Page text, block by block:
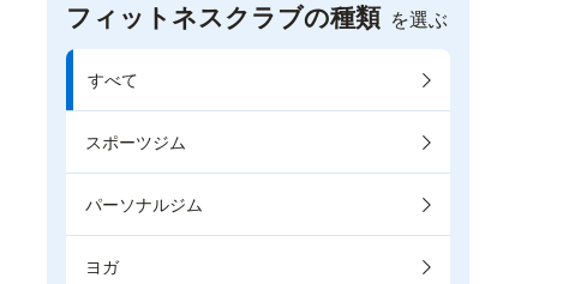
フィットネスクラブの種類 を選ぶ
すべて
スポーツジム
パーソナルジム
ヨガ